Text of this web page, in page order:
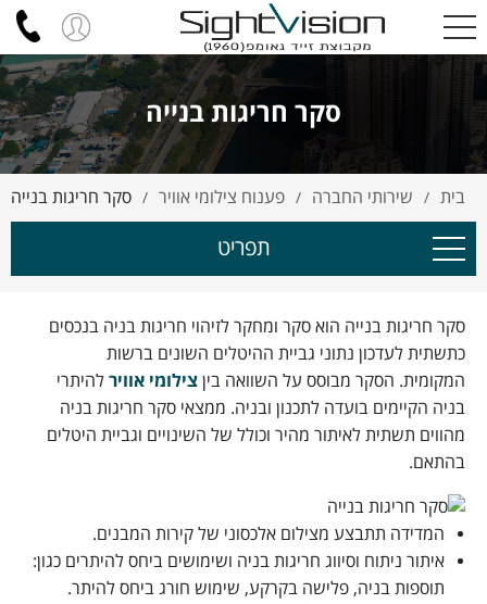
סקר חריגות בנייה
בית / שירותי החברה / פענוח צילומי אוויר / סקר חריגות בנייה
תפריט
סקר חריגות בנייה הוא סקר ומחקר לזיהוי חריגות בניה בנכסים
כתשתית לעדכון נתוני גביית ההיטלים השונים ברשות
המקומית. הסקר מבוסס על השוואה בין צילומי אוויר להיתרי
בניה הקיימים בועדה לתכנון ובניה. ממצאי סקר חריגות בניה
מהווים תשתית לאיתור מהיר וכולל של השינויים וגביית היטלים
בהתאם.
המדידה תתבצע מצילום אלכסוני של קירות המבנים.
איתור ניתוח וסיווג חריגות בניה ושימושים ביחס להיתרים כגון:
תוספות בניה, פלישה בקרקע, שימוש חורג ביחס להיתר.